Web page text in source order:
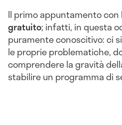
Il primo appuntamento con
gratuito; infatti, in questa
puramente conoscitivo: ci
le proprie problematiche,
comprendere la gravità
stabilire un programma di